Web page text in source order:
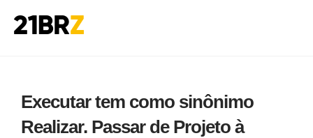
Executar tem como sinônimo
Realizar. Passar de Projeto à